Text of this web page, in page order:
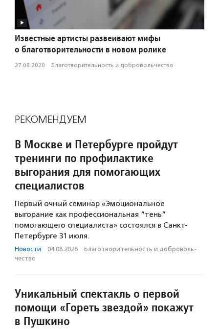
Известные артисты развеивают мифы
о благотворительности в новом ролике
27.08.2020 · Благотвори­тель­ность и доброволь­чест­во
РЕКОМЕНДУЕМ
В Москве и Петербурге пройдут
тренинги по профилактике
выгорания для помогающих
специалистов
Первый очный семинар «Эмоциональное
выгорание как профессиональная “тень“
помогающего специалиста» состоялся в Санкт-
Петербурге 31 июля.
Новости · 04.08.2026 · Благотвори­тель­ность и доброволь­
чест­во
Уникальный спектакль о первой
помощи «Гореть звездой» покажут
в Пушкино